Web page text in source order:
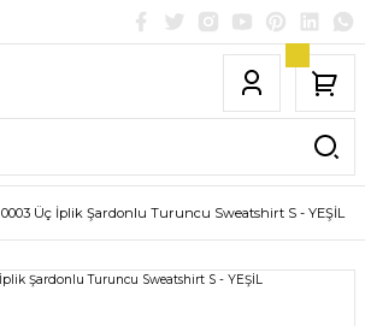
0003 Üç İplik Şardonlu Turuncu Sweatshirt S - YEŞİL